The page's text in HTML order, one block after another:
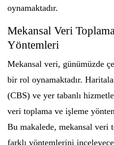
oynamaktadır.
Mekansal Veri
Yöntemleri
Mekansal veri, günümüzde
bir rol oynamaktadır.
(CBS) ve yer tabanlı
veri toplama ve işleme
Bu makalede, mekansal veri
farklı yöntemlerini